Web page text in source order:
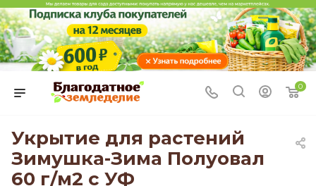
0
Укрытие для растений
Зимушка-Зима Полуовал
60 г/м2 с УФ